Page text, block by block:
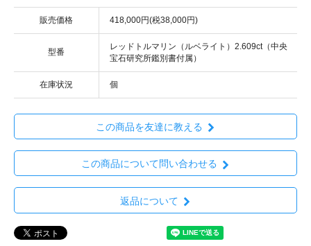
販売価格 418,000円(税38,000円)
型番
レッドトルマリン（ルベライト）2.609ct（中央
宝石研究所鑑別書付属）
在庫状況 個
この商品を友達に教える
この商品について問い合わせる
返品について